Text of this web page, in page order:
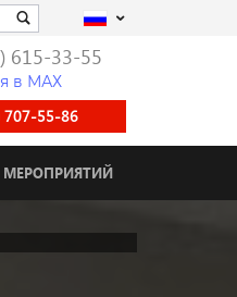
615-33-55
в МАХ
707-55-86